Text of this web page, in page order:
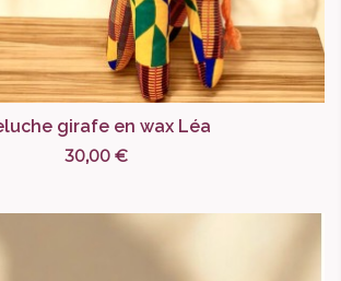
girafe en wax Léa
30,00 €